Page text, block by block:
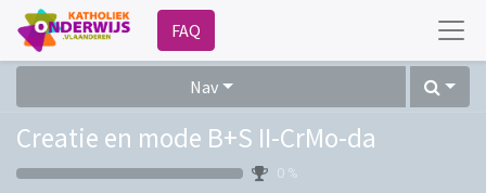
FAQ
Nav
Creatie en mode B+S II-CrMo-da
0 %